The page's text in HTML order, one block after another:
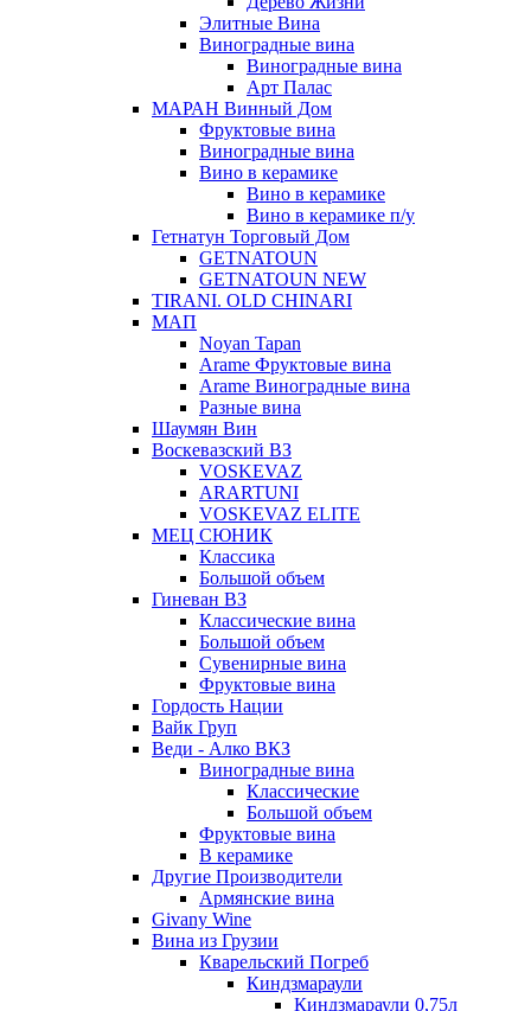
Элитные Вина
Виноградные вина
Виноградные вина
Арт Палас
МАРАН Винный Дом
Фруктовые вина
Виноградные вина
Вино в керамике
Вино в керамике
Вино в керамике п/у
Гетнатун Торговый Дом
GETNATOUN
GETNATOUN NEW
TIRANI. OLD CHINARI
МАП
Noyan Tapan
Arame Фруктовые вина
Arame Виноградные вина
Разные вина
Шаумян Вин
Воскевазский ВЗ
VOSKEVAZ
ARARTUNI
VOSKEVAZ ELITE
МЕЦ СЮНИК
Классика
Большой объем
Гиневан ВЗ
Классические вина
Большой объем
Сувенирные вина
Фруктовые вина
Гордость Нации
Вайк Груп
Веди - Алко ВКЗ
Виноградные вина
Классические
Большой объем
Фруктовые вина
В керамике
Другие Производители
Армянские вина
Givany Wine
Вина из Грузии
Кварельский Погреб
Киндзмараули
Киндзмараули 0,75л